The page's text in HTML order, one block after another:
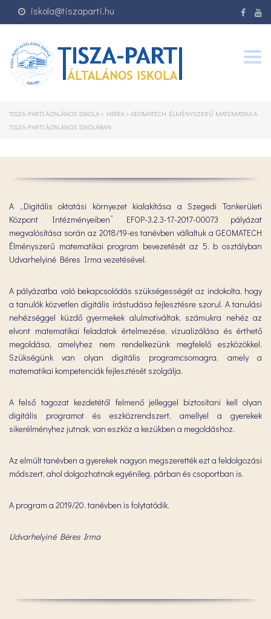
iskola@tiszaparti.hu
TISZA-PARTI ÁLTALÁNOS ISKOLA > HÍREK > GEOMATECH ÉLMÉNYSZERŰ MATEMATIKA A
TISZA-PARTI ÁLTALÁNOS ISKOLÁBAN
A „Digitális oktatási környezet kialakítása a Szegedi Tankerületi
Központ Intézményeiben” EFOP-3.2.3-17-2017-00073 pályázat
megvalósítása során az 2018/19-es tanévben vállaltuk a GEOMATECH
Élményszerű matematikai program bevezetését az 5. b osztályban
Udvarhelyiné Béres Irma vezetésével.
A pályázatba való bekapcsolódás szükségességét az indokolta, hogy
a tanulók közvetlen digitális írástudása fejlesztésre szorul. A tanulási
nehézséggel küzdő gyermekek alulmotiváltak, számukra nehéz az
elvont matematikai feladatok értelmezése, vizualizálása és érthető
megoldása, amelyhez nem rendelkezünk megfelelő eszközökkel.
Szükségünk van olyan digitális programcsomagra, amely a
matematikai kompetenciák fejlesztését szolgálja.
A felső tagozat kezdetétől felmenő jelleggel biztosítani kell olyan
digitális programot és eszközrendszert, amellyel a gyerekek
sikerélményhez jutnak, van eszköz a kezükben a megoldáshoz.
Az elmúlt tanévben a gyerekek nagyon megszerették ezt a feldolgozási
módszert, ahol dolgozhatnak egyénileg, párban és csoportban is.
A program a 2019/20. tanévben is folytatódik.
Udvarhelyiné Béres Irma